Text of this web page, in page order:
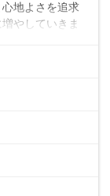
地よさを追求
やしていきま
ーの調理店内
で、先輩スタ
す。基本マニ
めて」という
ませんか。売